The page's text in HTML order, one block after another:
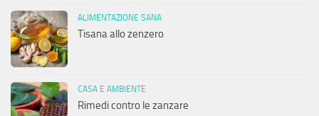
ALIMENTAZIONE SANA
Tisana allo zenzero
CASA E AMBIENTE
Rimedi contro le zanzare